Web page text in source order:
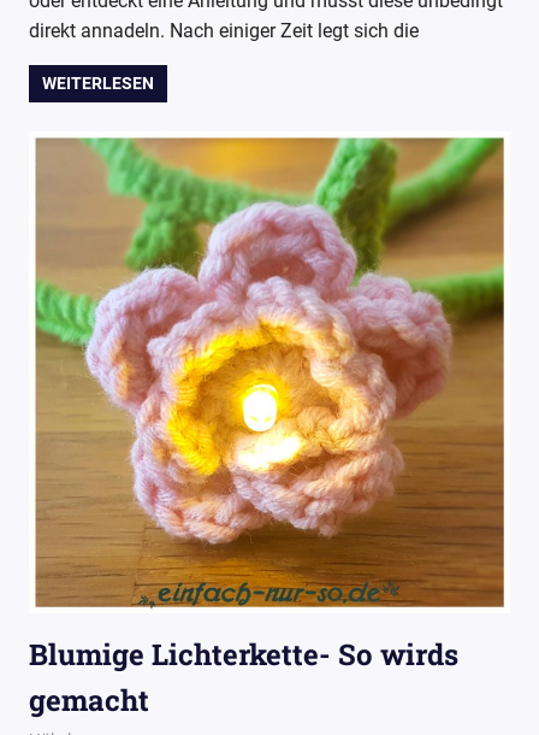
direkt annadeln. Nach einiger Zeit legt sich die
WEITERLESEN
Blumige Lichterkette- So wirds
gemacht